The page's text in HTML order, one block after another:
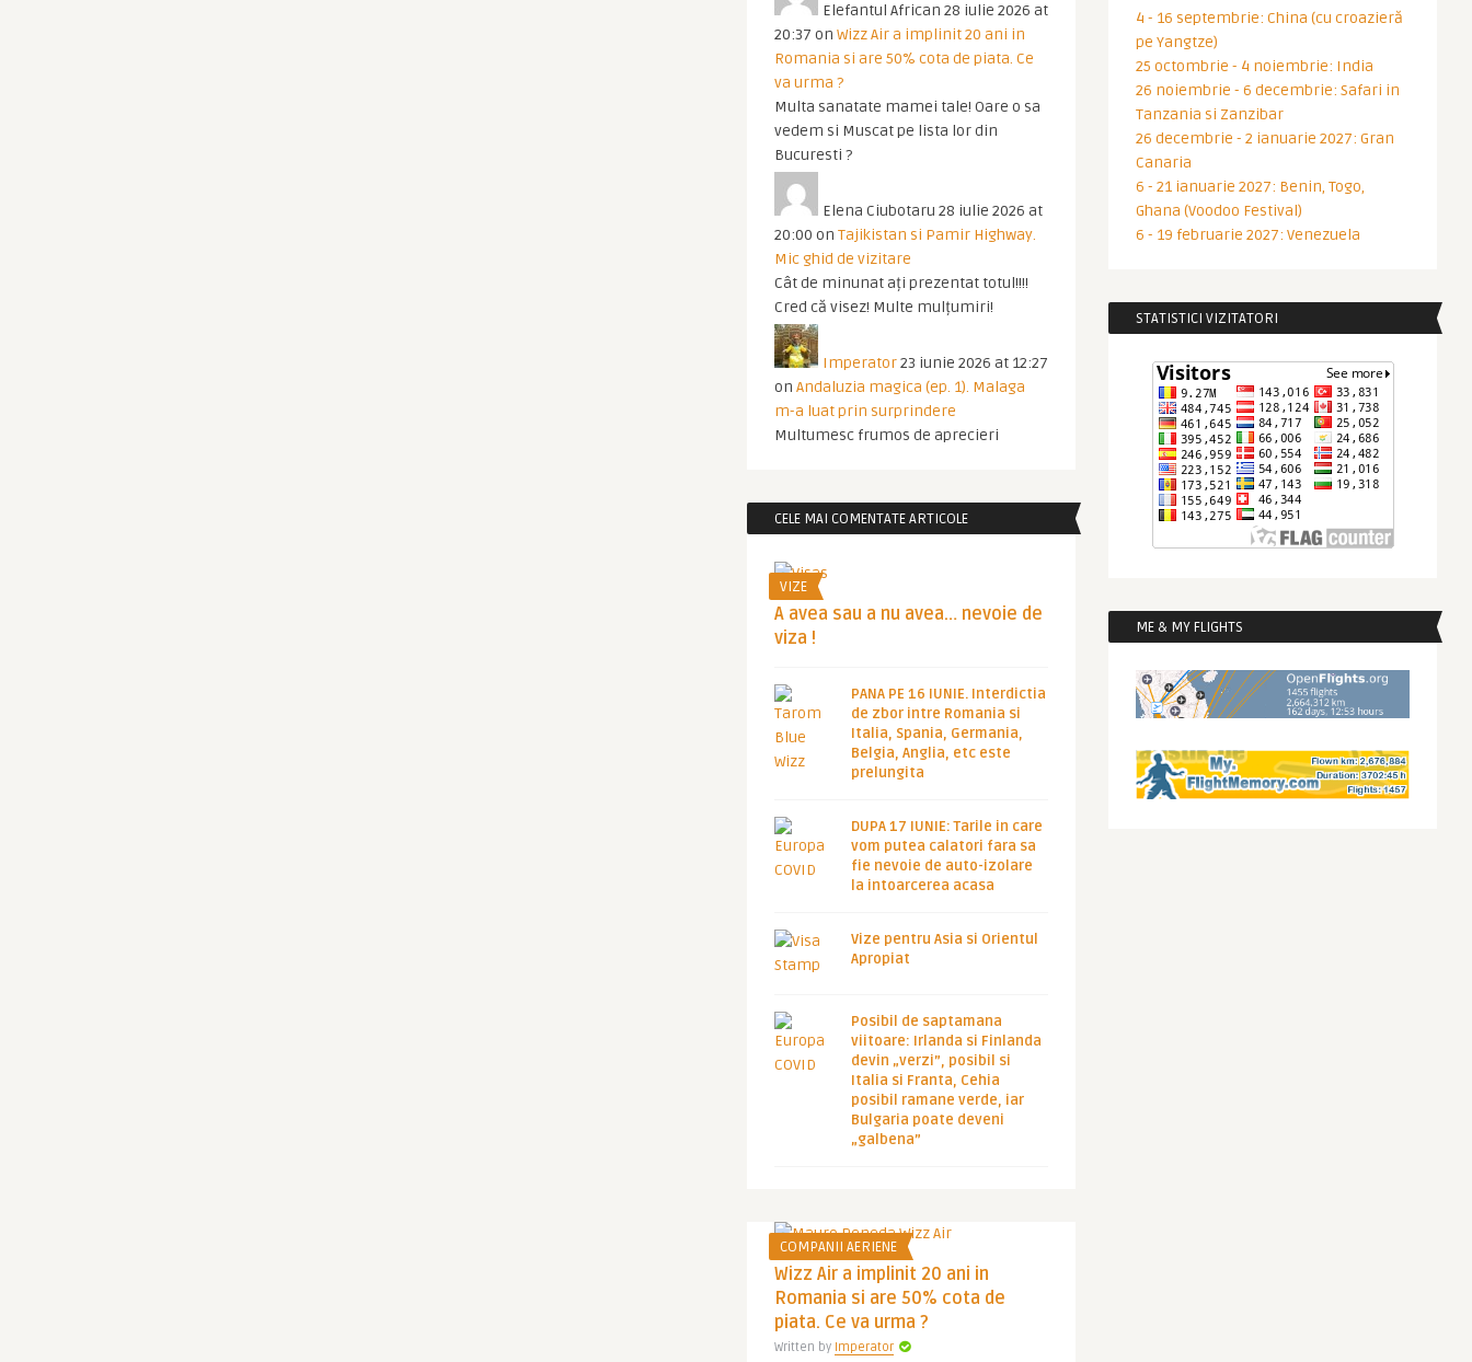
Elefantul African 28 iulie 2026 at
20:37 on Wizz Air a implinit 20 ani in
Romania si are 50% cota de piata. Ce
va urma ?
Multa sanatate mamei tale! Oare o sa
vedem si Muscat pe lista lor din
Bucuresti ?
Elena Ciubotaru 28 iulie 2026 at
20:00 on Tajikistan si Pamir Highway.
Mic ghid de vizitare
Cât de minunat ați prezentat totul!!!!
Cred că visez! Multe mulțumiri!
Imperator23 iunie 2026 at 12:27
on Andaluzia magica (ep. 1). Malaga
m-a luat prin surprindere
Multumesc frumos de aprecieri
CELE MAI COMENTATE ARTICOLE
VIZE
A avea sau a nu avea… nevoie de
viza !
PANA PE 16 IUNIE. Interdictia
de zbor intre Romania si
Italia, Spania, Germania,
Belgia, Anglia, etc este
prelungita
DUPA 17 IUNIE: Tarile in care
vom putea calatori fara sa
fie nevoie de auto-izolare
la intoarcerea acasa
Vize pentru Asia si Orientul
Apropiat
Posibil de saptamana
viitoare: Irlanda si Finlanda
devin „verzi”, posibil si
Italia si Franta, Cehia
posibil ramane verde, iar
Bulgaria poate deveni
„galbena”
COMPANII AERIENE
Wizz Air a implinit 20 ani in
Romania si are 50% cota de
piata. Ce va urma ?
Written by Imperator
4 - 16 septembrie: China (cu croazieră
pe Yangtze)
25 octombrie - 4 noiembrie: India
26 noiembrie - 6 decembrie: Safari in
Tanzania si Zanzibar
26 decembrie - 2 ianuarie 2027: Gran
Canaria
6 - 21 ianuarie 2027: Benin, Togo,
Ghana (Voodoo Festival)
6 - 19 februarie 2027: Venezuela
STATISTICI VIZITATORI
ME & MY FLIGHTS